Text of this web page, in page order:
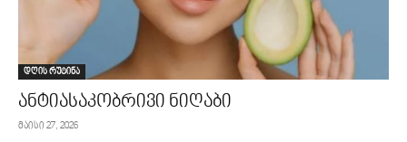
დღის რუტინა
ანტიასაკობრივი ნიღაბი
მაისი 27, 2026